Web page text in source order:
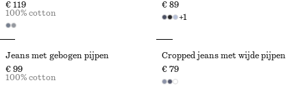
€ 119
100% cotton
€ 89
+1
Jeans met gebogen pijpen
€ 99
100% cotton
Cropped jeans met wijde pijpen
€ 79